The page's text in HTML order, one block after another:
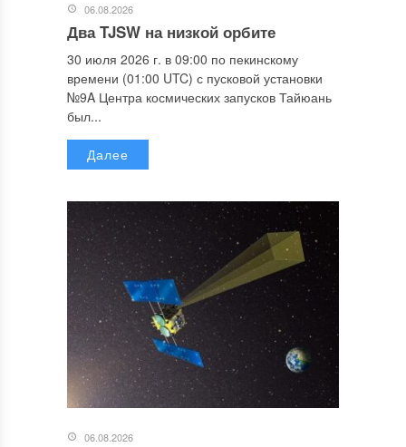
06.08.2026
Два TJSW на низкой орбите
30 июля 2026 г. в 09:00 по пекинскому
времени (01:00 UTC) с пусковой установки
№9A Центра космических запусков Тайюань
был...
Далее
06.08.2026